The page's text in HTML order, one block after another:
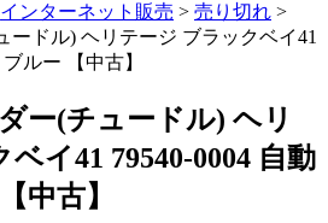
インターネット販売 > 売り切れ >
ードル) ヘリテージ ブラックベイ41
ルー 【中古】
ー(チュードル) ヘリ
イ41 79540-0004 自動
中古】